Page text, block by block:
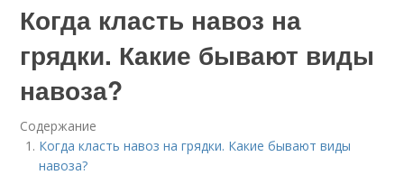
Когда класть навоз на
грядки. Какие бывают виды
навоза?
Содержание
Когда класть навоз на грядки. Какие бывают виды
навоза?